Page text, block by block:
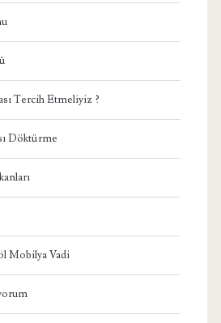
Tercih Etmeliyiz ?
Döktürme
Mobilya Vadi